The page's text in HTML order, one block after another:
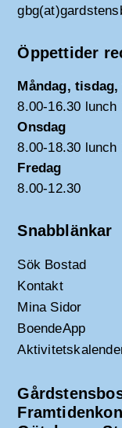
Öppettider
Måndag,
8.00-16.30 lunch
Onsdag
8.00-18.30 lunch
Fredag
8.00-12.30
Snabblänkar
Sök Bostad
Kontakt
Mina Sidor
BoendeApp